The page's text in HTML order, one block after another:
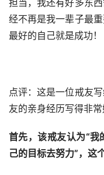
担当，我还有好多东
经不再是我一辈子最
最好的自己就是成功！
点评：这是一位戒友
友的亲身经历写得非
首先，该戒友认为“我
己的目标去努力”，这